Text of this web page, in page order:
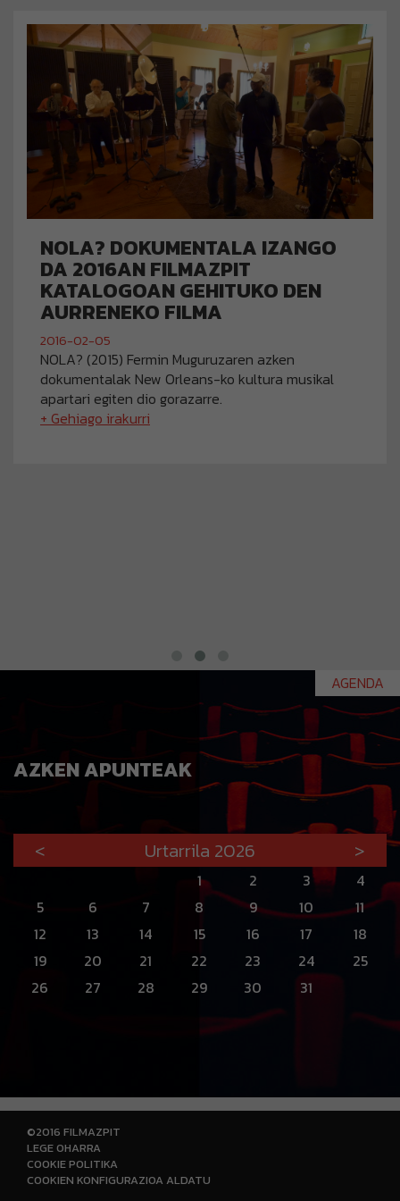
NOLA? DOKUMENTALA IZANGO
DA 2016AN FILMAZPIT
KATALOGOAN GEHITUKO DEN
AURRENEKO FILMA
2016-02-05
NOLA? (2015) Fermin Muguruzaren azken
dokumentalak New Orleans-ko kultura musikal
apartari egiten dio gorazarre.
+ Gehiago irakurri
AGENDA
AZKEN APUNTEAK
< Urtarrila 2026 >
1 2 3
4
5
6 7 8 9 10
11
12
13 14 15 16 17
18
19
20 21 22 23 24
25
26
27 28 29 30 31
©2016 FILMAZPIT
LEGE OHARRA
COOKIE POLITIKA
COOKIEN KONFIGURAZIOA ALDATU